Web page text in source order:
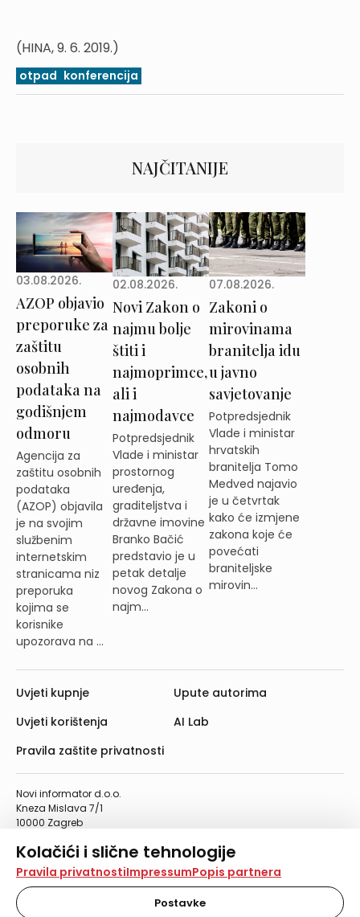
Kolačići i slične tehnologije
Na našoj web stranici koristimo kolačiće i slične
tehnologije za pohranu, čitanje i obradu informacija na
vašem uređaju. Time poboljšavamo korisničko iskustvo,
Pravila privatnostiImpressumPopis partnera
Postavke
(HINA, 9. 6. 2019.)
otpad konferencija
NAJČITANIJE
03.08.2026.
AZOP objavio
preporuke za
zaštitu
osobnih
podataka na
godišnjem
odmoru
Agencija za
zaštitu osobnih
podataka
(AZOP) objavila
je na svojim
službenim
internetskim
stranicama niz
preporuka
kojima se
korisnike
upozorava na ...
02.08.2026.
Novi Zakon o
najmu bolje
štiti i
najmoprimce,
ali i
najmodavce
Potpredsjednik
Vlade i ministar
prostornog
uređenja,
graditeljstva i
državne imovine
Branko Bačić
predstavio je u
petak detalje
novog Zakona o
najm...
07.08.2026.
Zakoni o
mirovinama
branitelja idu
u javno
savjetovanje
Potpredsjednik
Vlade i ministar
hrvatskih
branitelja Tomo
Medved najavio
je u četvrtak
kako će izmjene
zakona koje će
povećati
braniteljske
mirovin...
Novi informator d.o.o.
Kneza Mislava 7/1
10000 Zagreb
Telefaks: 01/4612-553
info@informator.hr
PRATITE NAS:
Uvjeti kupnje
Uvjeti korištenja
Pravila zaštite privatnosti
Upute autorima
AI Lab